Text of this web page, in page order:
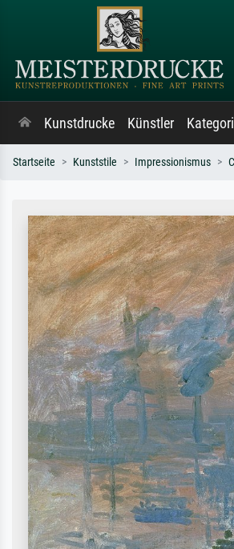
Kunstdrucke Künstler
Startseite Kunststile Impressionismus